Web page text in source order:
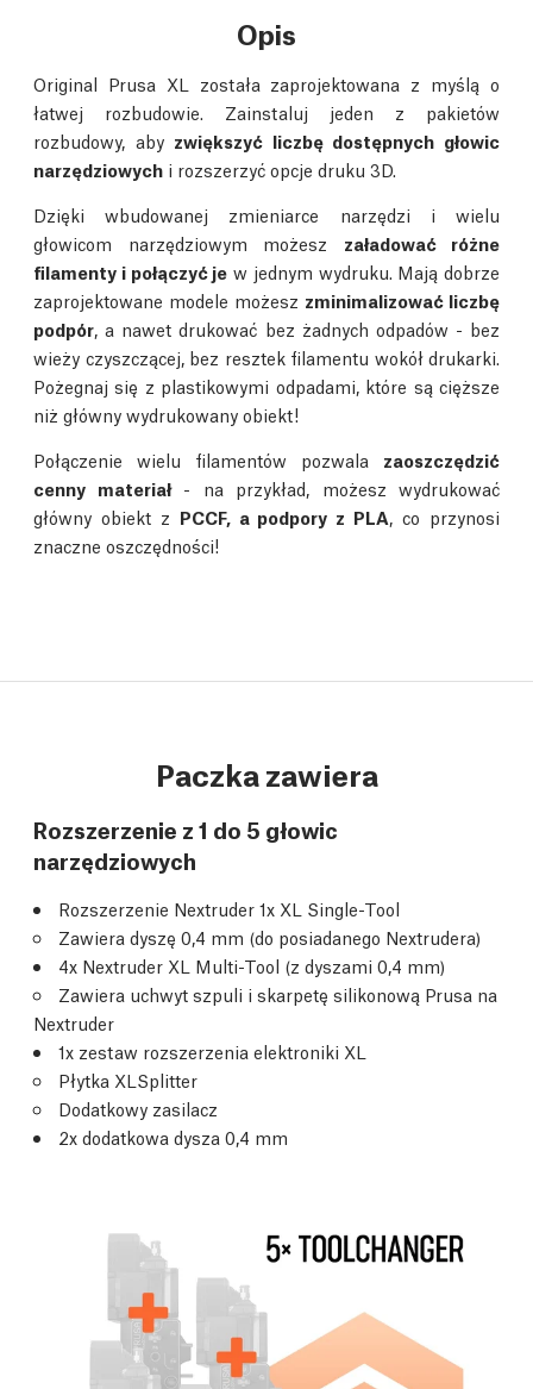
Opis
Original Prusa XL została zaprojektowana z myślą o
łatwej rozbudowie. Zainstaluj jeden z pakietów
rozbudowy, aby zwiększyć liczbę dostępnych głowic
narzędziowych i rozszerzyć opcje druku 3D.
Dzięki wbudowanej zmieniarce narzędzi i wielu
głowicom narzędziowym możesz załadować różne
filamenty i połączyć je w jednym wydruku. Mają dobrze
zaprojektowane modele możesz zminimalizować liczbę
podpór, a nawet drukować bez żadnych odpadów - bez
wieży czyszczącej, bez resztek filamentu wokół drukarki.
Pożegnaj się z plastikowymi odpadami, które są cięższe
niż główny wydrukowany obiekt!
Połączenie wielu filamentów pozwala zaoszczędzić
cenny materiał- na przykład, możesz wydrukować
główny obiekt z PCCF, a podpory z PLA, co przynosi
znaczne oszczędności!
Paczka zawiera
Rozszerzenie z 1 do 5 głowic
narzędziowych
Rozszerzenie Nextruder 1x XL Single-Tool
Zawiera dyszę 0,4 mm (do posiadanego Nextrudera)
4x Nextruder XL Multi-Tool (z dyszami 0,4 mm)
Zawiera uchwyt szpuli i skarpetę silikonową Prusa na
Nextruder
1x zestaw rozszerzenia elektroniki XL
Płytka XLSplitter
Dodatkowy zasilacz
2x dodatkowa dysza 0,4 mm